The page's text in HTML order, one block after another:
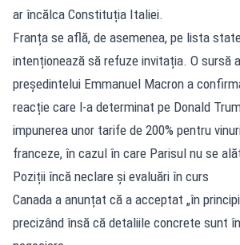
ar încălca Constituția Italiei.
Franța se află, de asemenea, pe lista
intenționează să refuze invitația. O sursă
președintelui Emmanuel Macron a
reacție care l-a determinat pe Donald
impunerea unor tarife de 200% pentru
franceze, în cazul în care Parisul nu se
Poziții încă neclare și evaluări în curs
Canada a anunțat că a acceptat „în
precizând însă că detaliile concrete sunt